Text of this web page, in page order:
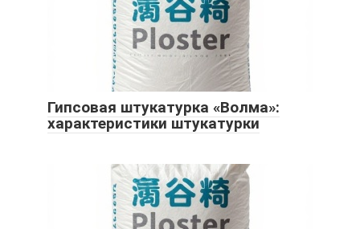
Гипсовая штукатурка «Волма»:
характеристики штукатурки